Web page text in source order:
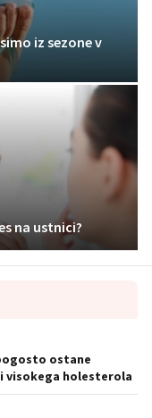
iz sezone v
na ustnici?
ostane
visokega holesterola